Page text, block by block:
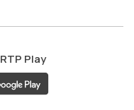
RTP Play